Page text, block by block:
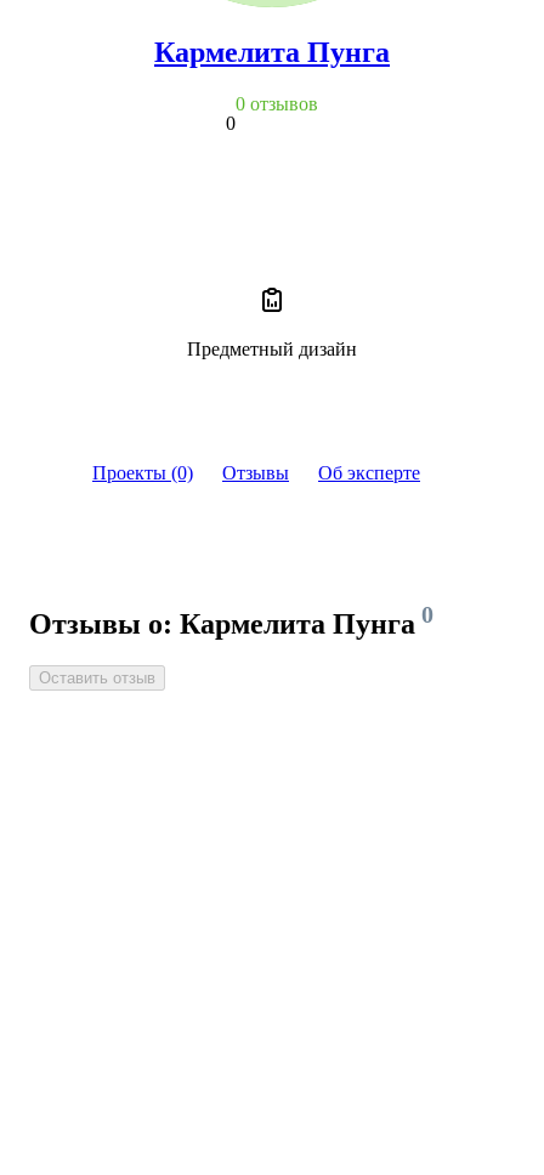
Проекты (0) Отзывы Об эксперте
Отзывы о: Кармелита Пунга 0
Оставить отзыв
Кармелита Пунга
0
0 отзывов
Предметный дизайн